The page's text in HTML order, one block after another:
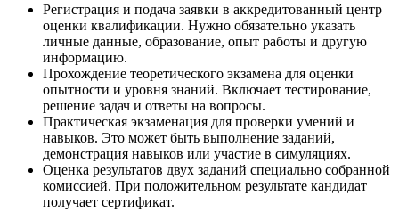
Регистрация и подача заявки в аккредитованный центр
оценки квалификации. Нужно обязательно указать
личные данные, образование, опыт работы и другую
информацию.
Прохождение теоретического экзамена для оценки
опытности и уровня знаний. Включает тестирование,
решение задач и ответы на вопросы.
Практическая экзаменация для проверки умений и
навыков. Это может быть выполнение заданий,
демонстрация навыков или участие в симуляциях.
Оценка результатов двух заданий специально собранной
комиссией. При положительном результате кандидат
получает сертификат.